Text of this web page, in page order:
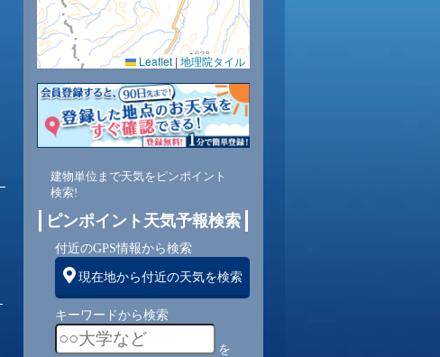
Leaflet | 地理院タイル
建物単位まで天気をピンポイント
検索!
ピンポイント天気予報検索
付近のGPS情報から検索
現在地から付近の天気を検索
キーワードから検索
を